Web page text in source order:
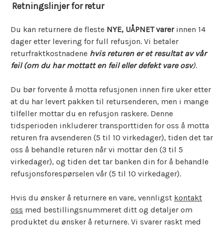
Retningslinjer for retur
Du kan returnere de fleste NYE, UÅPNET varer innen 14
dager etter levering for full refusjon. Vi betaler
returfraktkostnadene hvis returen er et resultat av vår
feil (om du har mottatt en feil eller defekt vare osv).
Du bør forvente å motta refusjonen innen fire uker etter
at du har levert pakken til retursenderen, men i mange
tilfeller mottar du en refusjon raskere. Denne
tidsperioden inkluderer transporttiden for oss å motta
returen fra avsenderen (5 til 10 virkedager), tiden det tar
oss å behandle returen når vi mottar den (3 til 5
virkedager), og tiden det tar banken din for å behandle
refusjonsforespørselen vår (5 til 10 virkedager).
Hvis du ønsker å returnere en vare, vennligst kontakt
oss med bestillingsnummeret ditt og detaljer om
produktet du ønsker å returnere. Vi svarer raskt med